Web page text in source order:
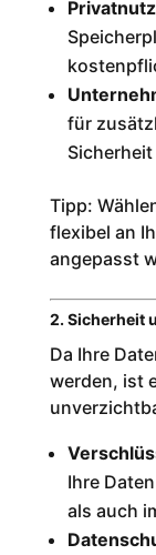
für
Tipp:
flexibel an
angepasst
2. Sicherheit
Da Ihre
werden, ist
Ihre
als auch